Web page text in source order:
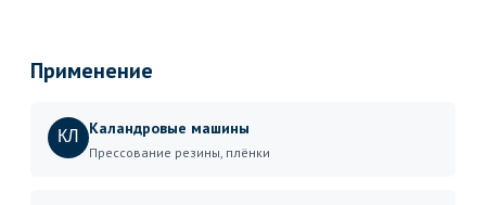
Применение
КЛ Каландровые машины
Прессование резины, плёнки